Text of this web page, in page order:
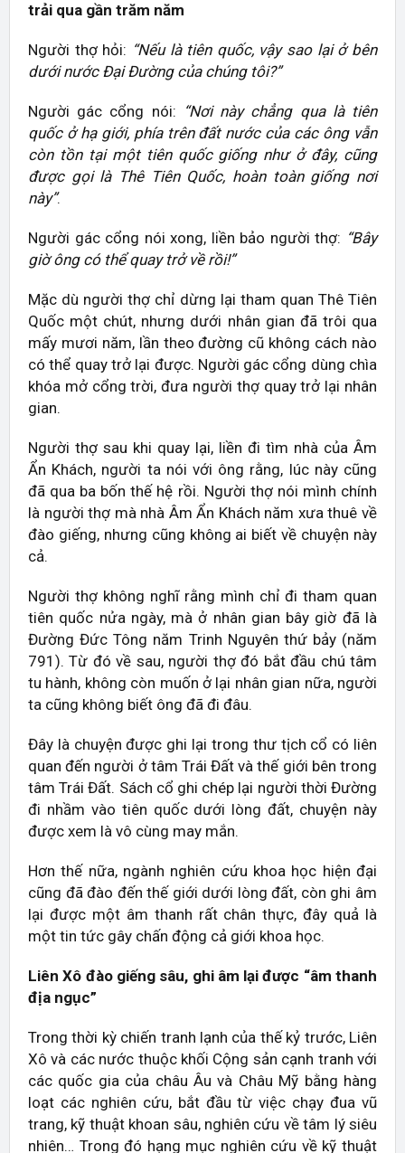
trải qua gần trăm năm
Người thợ hỏi: “Nếu là tiên quốc, vậy sao lại ở bên
dưới nước Đại Đường của chúng tôi?”
Người gác cổng nói: “Nơi này chẳng qua là tiên
quốc ở hạ giới, phía trên đất nước của các ông vẫn
còn tồn tại một tiên quốc giống như ở đây, cũng
được gọi là Thê Tiên Quốc, hoàn toàn giống nơi
này”.
Người gác cổng nói xong, liền bảo người thợ: “Bây
giờ ông có thể quay trở về rồi!”
Mặc dù người thợ chỉ dừng lại tham quan Thê Tiên
Quốc một chút, nhưng dưới nhân gian đã trôi qua
mấy mươi năm, lần theo đường cũ không cách nào
có thể quay trở lại được. Người gác cổng dùng chìa
khóa mở cổng trời, đưa người thợ quay trở lại nhân
gian.
Người thợ sau khi quay lại, liền đi tìm nhà của Âm
Ẩn Khách, người ta nói với ông rằng, lúc này cũng
đã qua ba bốn thế hệ rồi. Người thợ nói mình chính
là người thợ mà nhà Âm Ẩn Khách năm xưa thuê về
đào giếng, nhưng cũng không ai biết về chuyện này
cả.
Người thợ không nghĩ rằng mình chỉ đi tham quan
tiên quốc nửa ngày, mà ở nhân gian bây giờ đã là
Đường Đức Tông năm Trinh Nguyên thứ bảy (năm
791). Từ đó về sau, người thợ đó bắt đầu chú tâm
tu hành, không còn muốn ở lại nhân gian nữa, người
ta cũng không biết ông đã đi đâu.
Đây là chuyện được ghi lại trong thư tịch cổ có liên
quan đến người ở tâm Trái Đất và thế giới bên trong
tâm Trái Đất. Sách cổ ghi chép lại người thời Đường
đi nhầm vào tiên quốc dưới lòng đất, chuyện này
được xem là vô cùng may mắn.
Hơn thế nữa, ngành nghiên cứu khoa học hiện đại
cũng đã đào đến thế giới dưới lòng đất, còn ghi âm
lại được một âm thanh rất chân thực, đây quả là
một tin tức gây chấn động cả giới khoa học.
Liên Xô đào giếng sâu, ghi âm lại được “âm thanh
địa ngục”
Trong thời kỳ chiến tranh lạnh của thế kỷ trước, Liên
Xô và các nước thuộc khối Cộng sản cạnh tranh với
các quốc gia của châu Âu và Châu Mỹ bằng hàng
loạt các nghiên cứu, bắt đầu từ việc chạy đua vũ
trang, kỹ thuật khoan sâu, nghiên cứu về tâm lý siêu
nhiên… Trong đó hạng mục nghiên cứu về kỹ thuật